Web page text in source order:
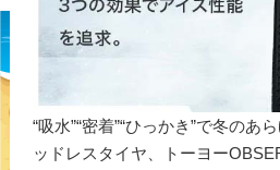
“吸水”“密着”“ひっかき”で冬のあ
ッドレスタイヤ、トーヨー